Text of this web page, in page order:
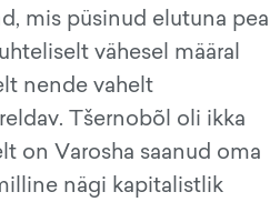
mis püsinud elutuna pea
vähesel määral
nende vahelt
Tšernobõl oli ikka
on Varosha saanud oma
nägi kapitalistlik